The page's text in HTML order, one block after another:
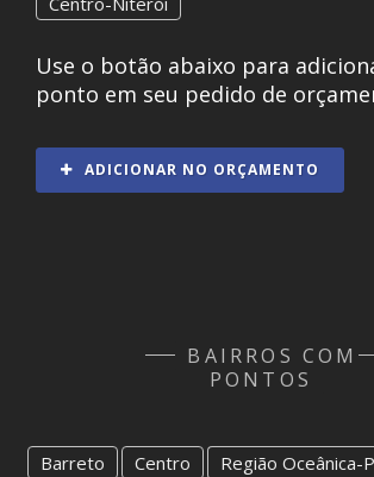
Use o botão abaixo para
ponto em seu pedido de
ADICIONAR NO ORÇAMENTO
BAIRROS COM
PONTOS
Barreto Centro
Região Oceânica-